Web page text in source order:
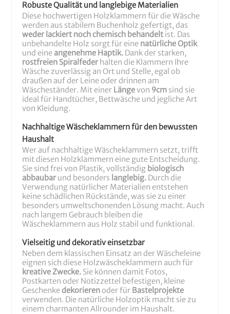
Robuste Qualität und langlebige Materialien
Diese hochwertigen Holzklammern für die Wäsche
werden aus stabilem Buchenholz gefertigt, das
weder lackiert noch chemisch behandelt ist. Das
unbehandelte Holz sorgt für eine natürliche Optik
und eine angenehme Haptik. Dank der starken,
rostfreien Spiralfeder halten die Klammern Ihre
Wäsche zuverlässig an Ort und Stelle, egal ob
draußen auf der Leine oder drinnen am
Wäscheständer. Mit einer Längevon 9cm sind sie
ideal für Handtücher, Bettwäsche und jegliche Art
von Kleidung.
Nachhaltige Wäscheklammern für den bewussten
Haushalt
Wer auf nachhaltige Wäscheklammern setzt, trifft
mit diesen Holzklammern eine gute Entscheidung.
Sie sind frei von Plastik, vollständig biologisch
abbaubar und besonders langlebig. Durch die
Verwendung natürlicher Materialien entstehen
keine schädlichen Rückstände, was sie zu einer
besonders umweltschonenden Lösung macht. Auch
nach langem Gebrauch bleiben die
Wäscheklammern aus Holz stabil und funktional.
Vielseitig und dekorativ einsetzbar
Neben dem klassischen Einsatz an der Wäscheleine
eignen sich diese Holzwäscheklammern auch für
kreative Zwecke. Sie können damit Fotos,
Postkarten oder Notizzettel befestigen, kleine
Geschenkedekorierenoder für Bastelprojekte
verwenden. Die natürliche Holzoptik macht sie zu
einem charmanten Allrounder im Haushalt.